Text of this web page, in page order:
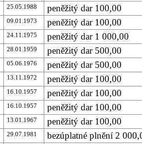
25.05.1988 peněžitý dar 100,00
09.01.1973 peněžitý dar 100,00
24.11.1975 peněžitý dar 1 000,00
28.01.1959 peněžitý dar 500,00
05.06.1976 peněžitý dar 500,00
13.11.1972 peněžitý dar 100,00
16.10.1957 peněžitý dar 100,00
16.10.1957 peněžitý dar 100,00
13.01.1967 peněžitý dar 100,00
29.07.1981 bezúplatné plnění 2